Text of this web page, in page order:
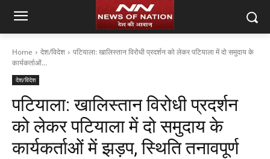
Home देश/विदेश
पटियाला: खालिस्तान विरोधी प्रदर्शन को लेकर पटियाला में दो समुदाय के
कार्यकर्ताओं...
देश/विदेश
पटियाला: खालिस्तान विरोधी प्रदर्शन
को लेकर पटियाला में दो समुदाय के
कार्यकर्ताओं में झड़प, स्थिति तनावपूर्ण